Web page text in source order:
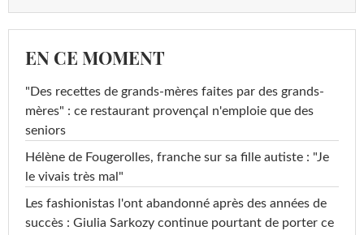
EN CE MOMENT
"Des recettes de grands-mères faites par des grands-
mères" : ce restaurant provençal n'emploie que des
seniors
Hélène de Fougerolles, franche sur sa fille autiste : "Je
le vivais très mal"
Les fashionistas l'ont abandonné après des années de
succès : Giulia Sarkozy continue pourtant de porter ce